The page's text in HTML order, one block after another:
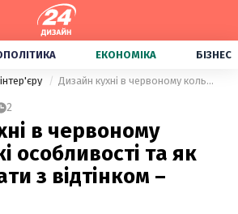
ЕКОНОМІКА БІЗНЕС
Дизайн кухні в червоному кольорі: які особливості та як не прогадати з відтінком – фото
2
в червоному
особливості та як
з відтінком –